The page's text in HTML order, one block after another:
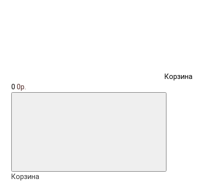
Корзина
0 0р.
Корзина